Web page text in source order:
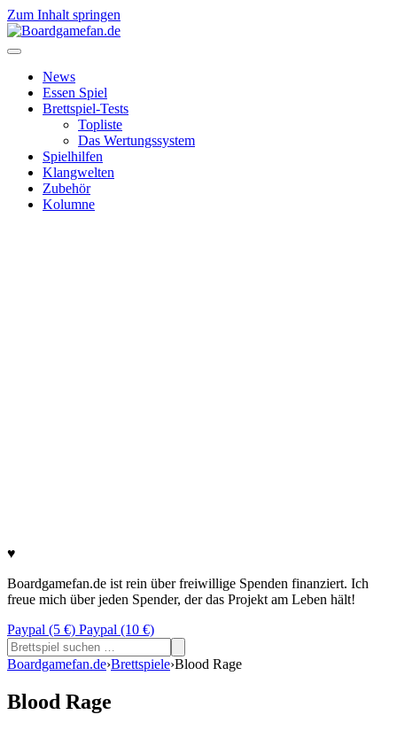
Zum Inhalt springen
News
Essen Spiel
Brettspiel-Tests
Topliste
Das Wertungssystem
Spielhilfen
Klangwelten
Zubehör
Kolumne
♥
Boardgamefan.de ist rein über freiwillige Spenden finanziert. Ich
freue mich über jeden Spender, der das Projekt am Leben hält!
Paypal (5 €) Paypal (10 €)
Suchen
nach:
Boardgamefan.de›Brettspiele›Blood Rage
Blood Rage